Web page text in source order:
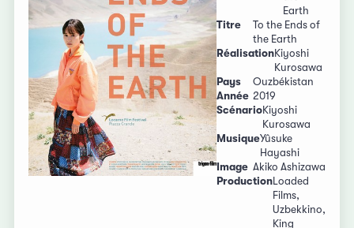
Earth
Titre
To the Ends of
the Earth
RéalisationKiyoshi
Kurosawa
Pays
Ouzbékistan
Année 2019
ScénarioKiyoshi
Kurosawa
MusiqueYûsuke
Hayashi
Image Akiko Ashizawa
Production Loaded
Films,
Uzbekkino,
King